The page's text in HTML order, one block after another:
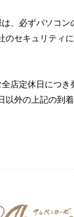
、必ずパソコン
のセキュリティ
店定休日につき
以外の上記の到